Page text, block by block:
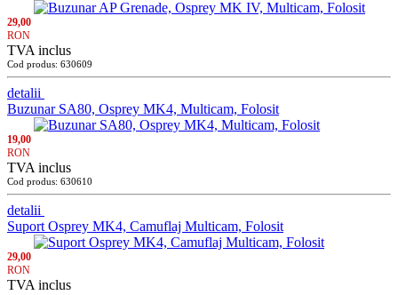
29,00
RON
TVA inclus
Cod produs: 630609
detalii
Buzunar SA80, Osprey MK4, Multicam, Folosit
19,00
RON
TVA inclus
Cod produs: 630610
detalii
Suport Osprey MK4, Camuflaj Multicam, Folosit
29,00
RON
TVA inclus